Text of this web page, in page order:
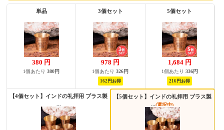
単品
380 円
1個あたり380円
3個セット
978 円
1個あたり326円
162円お得
5個セット
1,684 円
1個あたり 336円
216円お得
【4個セット】インドの礼拝用 ブラス製
...
【5個セット】インドの礼拝用 ブラス製
...(選択中)